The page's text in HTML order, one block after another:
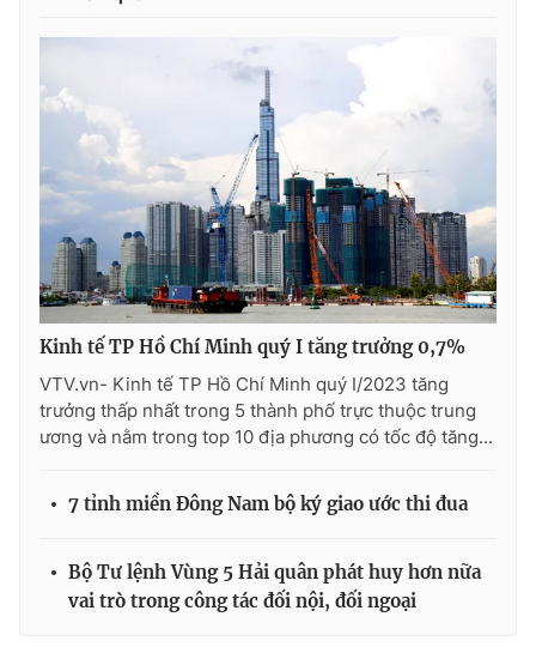
Giấy phép hoạt động báo in và báo điện tử số 483/GP-BTTTT
cấp ngày 29/12/2023
Tổng Biên tập:
Vũ Thanh Thủy
Phó Tổng Biên tập:
Nguyễn Thị Mỹ Hạnh, Phạm Quốc Thắng,
Nguyễn Trọng Ninh
Tổng đài VTV:024.38 355 931 - 024.38 355 932
Ðiện thoại Thời báo VTV:024.66 897 897
Email:toasoan@vtv.vn
Liên hệ quảng cáo:024-7300.7108
Kinh tế TP Hồ Chí Minh quý I tăng trưởng 0,7%
VTV.vn- Kinh tế TP Hồ Chí Minh quý I/2023 tăng
trưởng thấp nhất trong 5 thành phố trực thuộc trung
ương và nằm trong top 10 địa phương có tốc độ tăng...
7 tỉnh miền Đông Nam bộ ký giao ước thi đua
Bộ Tư lệnh Vùng 5 Hải quân phát huy hơn nữa
vai trò trong công tác đối nội, đối ngoại